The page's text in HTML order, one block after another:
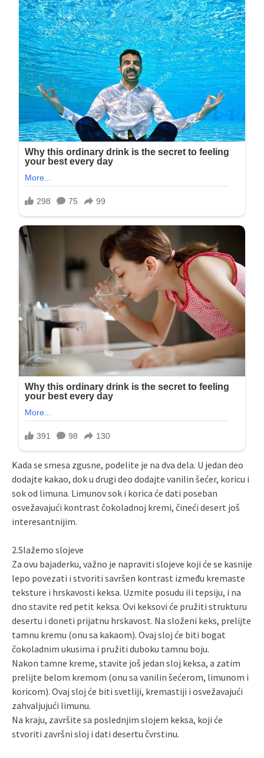
Kada se smesa zgusne, podelite je na dva dela. U jedan deo
dodajte kakao, dok u drugi deo dodajte vanilin šećer, koricu i
sok od limuna. Limunov sok i korica će dati poseban
osvežavajući kontrast čokoladnoj kremi, čineći desert još
interesantnijim.
2.Slažemo slojeve
Za ovu bajaderku, važno je napraviti slojeve koji će se kasnije
lepo povezati i stvoriti savršen kontrast između kremaste
teksture i hrskavosti keksa. Uzmite posudu ili tepsiju, i na
dno stavite red petit keksa. Ovi keksovi će pružiti strukturu
desertu i doneti prijatnu hrskavost. Na složeni keks, prelijte
tamnu kremu (onu sa kakaom). Ovaj sloj će biti bogat
čokoladnim ukusima i pružiti duboku tamnu boju.
Nakon tamne kreme, stavite još jedan sloj keksa, a zatim
prelijte belom kremom (onu sa vanilin šećerom, limunom i
koricom). Ovaj sloj će biti svetliji, kremastiji i osvežavajući
zahvaljujući limunu.
Na kraju, završite sa poslednjim slojem keksa, koji će
stvoriti završni sloj i dati desertu čvrstinu.